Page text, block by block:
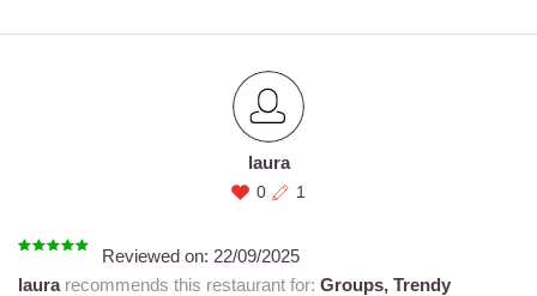
laura
0 1
Reviewed on: 22/09/2025
laurarecommends this restaurant for: Groups, Trendy